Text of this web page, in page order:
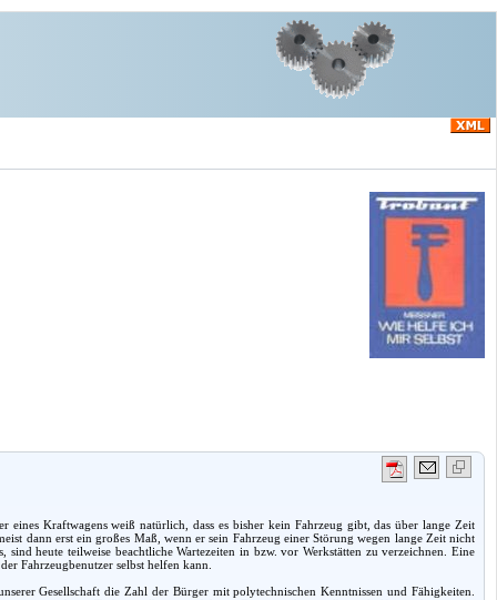
Kraftwagens weiß natürlich, dass es bisher kein Fahrzeug gibt, das über lange Zeit
dann erst ein großes Maß, wenn er sein Fahrzeug einer Störung wegen lange Zeit nicht
heute teilweise beachtliche Wartezeiten in bzw. vor Werkstätten zu verzeichnen. Eine
Fahrzeugbenutzer selbst helfen kann.
Gesellschaft die Zahl der Bürger mit polytechnischen Kenntnissen und Fähigkeiten.